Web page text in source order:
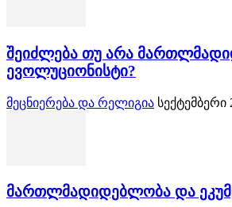
შეიძლება თუ არა
ევოლუციონისტი?
მეცნიერება და რელიგია სექტემბერი
მართლმადიდებლობა და